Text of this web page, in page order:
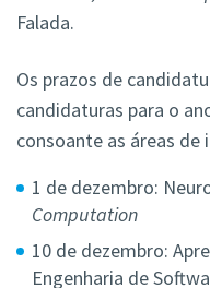
Falada.
Os prazos de
candidaturas para o
consoante as áreas de
1 de dezembro:
Computation
10 de dezembro:
Engenharia de